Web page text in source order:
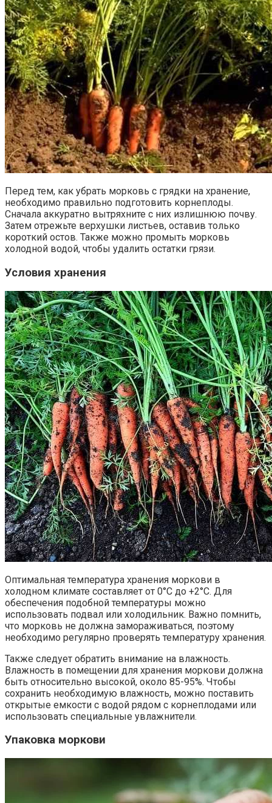
Перед тем, как убрать морковь с грядки на хранение,
необходимо правильно подготовить корнеплоды.
Сначала аккуратно вытряхните с них излишнюю почву.
Затем отрежьте верхушки листьев, оставив только
короткий остов. Также можно промыть морковь
холодной водой, чтобы удалить остатки грязи.
Условия хранения
Оптимальная температура хранения моркови в
холодном климате составляет от 0°C до +2°C. Для
обеспечения подобной температуры можно
использовать подвал или холодильник. Важно помнить,
что морковь не должна замораживаться, поэтому
необходимо регулярно проверять температуру хранения.
Также следует обратить внимание на влажность.
Влажность в помещении для хранения моркови должна
быть относительно высокой, около 85-95%. Чтобы
сохранить необходимую влажность, можно поставить
открытые емкости с водой рядом с корнеплодами или
использовать специальные увлажнители.
Упаковка моркови